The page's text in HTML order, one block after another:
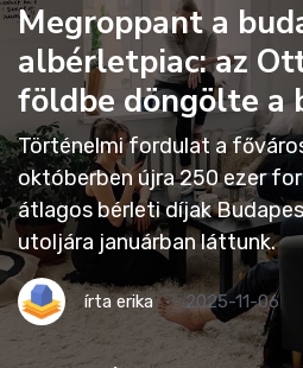
Megroppant a
albérletpiac: az
földbe döngölte a
Történelmi fordulat a
októberben újra 250 ezer
átlagos bérleti díjak
utoljára januárban láttunk.
írtaerika 2025-11-06